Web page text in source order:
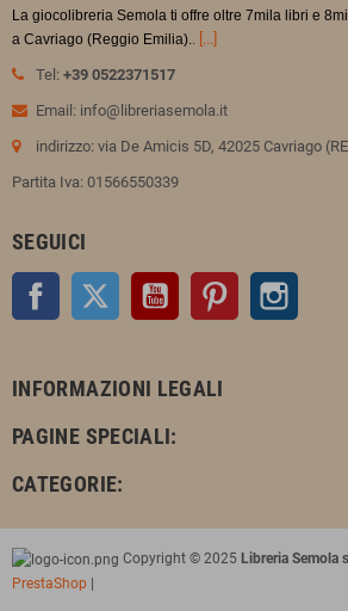
La giocolibreria Semola ti offre oltre 7mila libri e
a Cavriago (Reggio Emilia).. [...]
Tel: +39 0522371517
Email: info@libreriasemola.it
indirizzo: via De Amicis 5D, 42025 Cavriago
Partita Iva: 01566550339
SEGUICI
Facebook Twitter YouTube Pinterest
INFORMAZIONI LEGALI
PAGINE SPECIALI:
CATEGORIE:
Copyright © 2025 Libreria Semola
PrestaShop |